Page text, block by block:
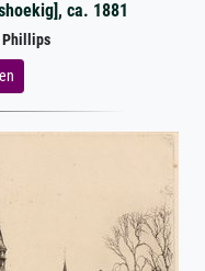
ca. 1881
Phillips